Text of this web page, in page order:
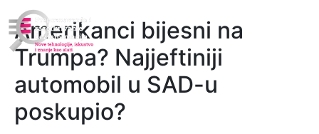
Amerikanci bijesni na
Trumpa? Najjeftiniji
automobil u SAD-u
poskupio?